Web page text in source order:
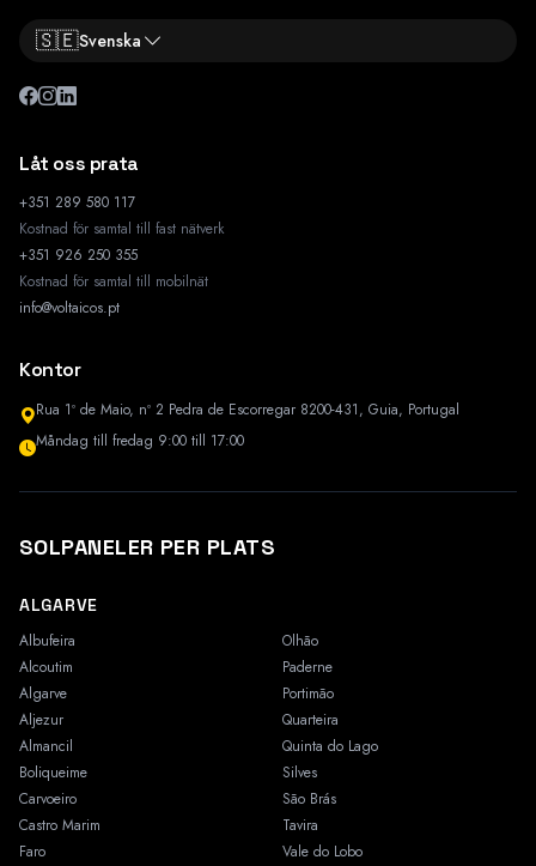
🇸🇪Svenska
Låt oss prata
+351 289 580 117
Kostnad för samtal till fast nätverk
+351 926 250 355
Kostnad för samtal till mobilnät
info@voltaicos.pt
Kontor
Rua 1º de Maio, nº 2 Pedra de Escorregar 8200-431, Guia, Portugal
Måndag till fredag 9:00 till 17:00
SOLPANELER PER PLATS
ALGARVE
Albufeira
Alcoutim
Algarve
Aljezur
Almancil
Boliqueime
Carvoeiro
Castro Marim
Faro
Olhão
Paderne
Portimão
Quarteira
Quinta do Lago
Silves
São Brás
Tavira
Vale do Lobo